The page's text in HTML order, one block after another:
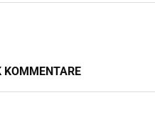
KOMMENTARE